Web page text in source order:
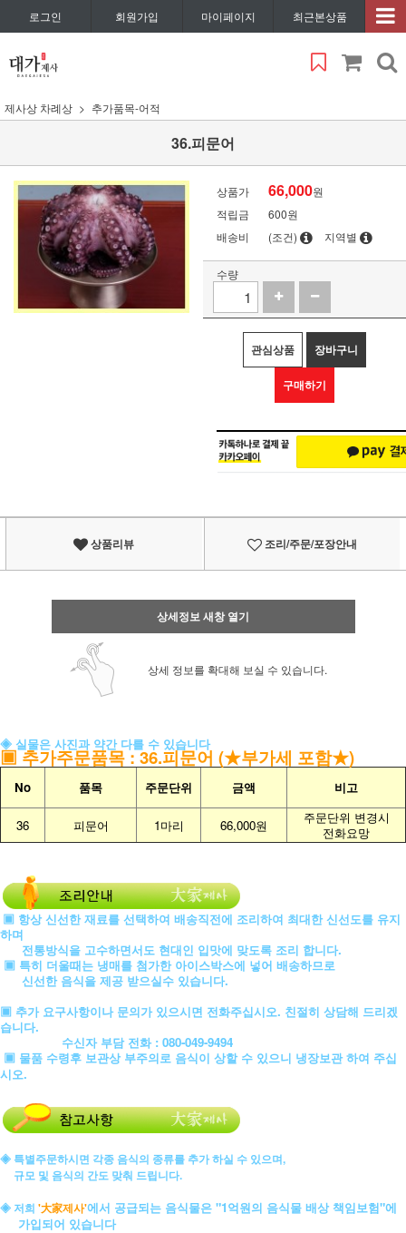
로그인 회원가입 마이페이지 최근본상품
제사상 차례상 추가품목-어적
36.피문어
상품가 66,000원
적립금
600원
배송비
(조건) 지역별
수량
관심상품 장바구니
구매하기
상품리뷰 조리/주문/포장안내
상세정보 새창 열기
상세 정보를 확대해 보실 수 있습니다.
◈ 실물은 사진과 약간 다를 수 있습니다
▣추가주문품목: 36.피문어 (★부가세 포함★)
No 품목 주문단위 금액 비고
36 피문어 1마리 66,000원
주문단위 변경시
전화요망
▣ 항상 신선한 재료를 선택하여 배송직전에 조리하여 최대한 신선도를 유지
하며
전통방식을 고수하면서도 현대인 입맛에 맞도록 조리 합니다.
▣ 특히 더울때는 냉매를 첨가한 아이스박스에 넣어 배송하므로
신선한 음식을 제공 받으실수 있습니다.
▣ 추가 요구사항이나 문의가 있으시면 전화주십시오. 친절히 상담해 드리겠
습니다.
수신자 부담 전화 : 080-049-9494
▣ 물품 수령후 보관상 부주의로 음식이 상할 수 있으니 냉장보관 하여 주십
시오.
◈ 특별주문하시면 각종 음식의 종류를 추가 하실 수 있으며,
규모 및 음식의 간도 맞춰 드립니다.
◈ 저희 '大家제사'에서 공급되는 음식물은 "1억원의 음식물 배상 책임보험"에
가입되어 있습니다